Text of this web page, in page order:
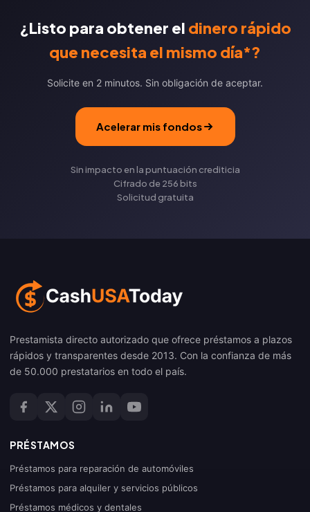
¿Listo para obtener el dinero rápido
que necesita el mismo día*?
Solicite en 2 minutos. Sin obligación de aceptar.
Acelerar mis fondos
Sin impacto en la puntuación crediticia
Cifrado de 256 bits
Solicitud gratuita
Prestamista directo autorizado que ofrece préstamos a plazos
rápidos y transparentes desde 2013. Con la confianza de más
de 50.000 prestatarios en todo el país.
PRÉSTAMOS
Préstamos para reparación de automóviles
Préstamos para alquiler y servicios públicos
Préstamos médicos y dentales